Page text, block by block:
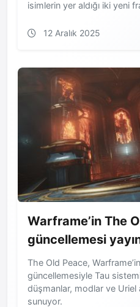
isimlerin yer aldığı iki yeni
12 Aralık 2025
Warframe’in The
güncellemesi
The Old Peace,
güncellemesiyle Tau
düşmanlar, modlar ve Uriel
sunuyor.